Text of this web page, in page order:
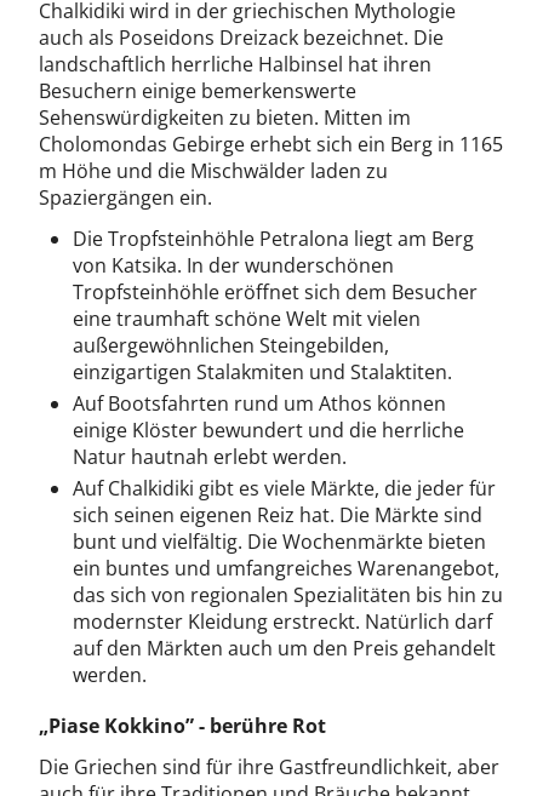
Chalkidiki wird in der griechischen Mythologie
auch als Poseidons Dreizack bezeichnet. Die
landschaftlich herrliche Halbinsel hat ihren
Besuchern einige bemerkenswerte
Sehenswürdigkeiten zu bieten. Mitten im
Cholomondas Gebirge erhebt sich ein Berg in 1165
m Höhe und die Mischwälder laden zu
Spaziergängen ein.
Die Tropfsteinhöhle Petralona liegt am Berg
von Katsika. In der wunderschönen
Tropfsteinhöhle eröffnet sich dem Besucher
eine traumhaft schöne Welt mit vielen
außergewöhnlichen Steingebilden,
einzigartigen Stalakmiten und Stalaktiten.
Auf Bootsfahrten rund um Athos können
einige Klöster bewundert und die herrliche
Natur hautnah erlebt werden.
Auf Chalkidiki gibt es viele Märkte, die jeder für
sich seinen eigenen Reiz hat. Die Märkte sind
bunt und vielfältig. Die Wochenmärkte bieten
ein buntes und umfangreiches Warenangebot,
das sich von regionalen Spezialitäten bis hin zu
modernster Kleidung erstreckt. Natürlich darf
auf den Märkten auch um den Preis gehandelt
werden.
„Piase Kokkino” - berühre Rot
Die Griechen sind für ihre Gastfreundlichkeit, aber